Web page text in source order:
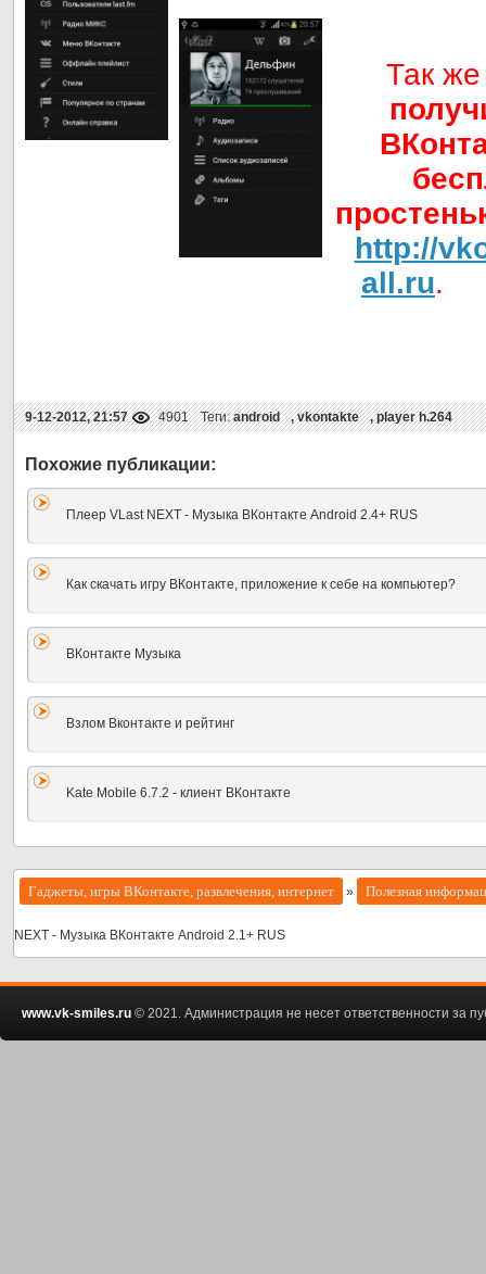
Так
http://
all.ru.
9-12-2012, 21:57 4901 Теги:android ,vkontakte ,player h.264
Плеер VLast NEXT - Музыка ВКонтакте Android 2.4+ RUS
Как скачать игру ВКонтакте, приложение к себе на компьютер?
ВКонтакте Музыка
Взлом Вконтакте и рейтинг
Kate Mobile 6.7.2 - клиент ВКонтакте
Гаджеты, игры ВКонтакте, развлечения, интернет » Полезная
NEXT - Музыка ВКонтакте Android 2.1+ RUS
www.vk-smiles.ru © 2021. Администрация не несет ответственности за